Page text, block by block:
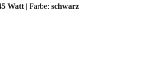
Watt | Farbe: schwarz